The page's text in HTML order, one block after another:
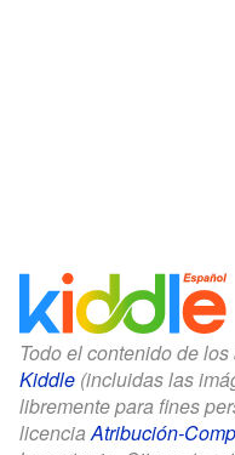
Todo el contenido de
Kiddle (incluidas las
libremente para fines
licenciaAtribución-